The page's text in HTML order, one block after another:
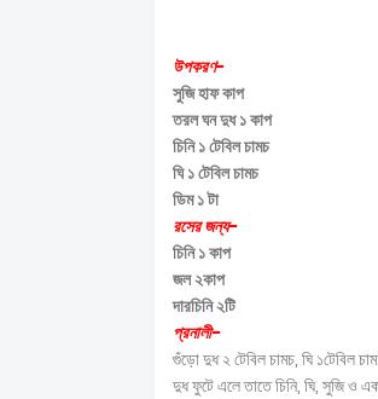
উপকরণ-
সুজি হাফ কাপ
তরল ঘন দুধ ১ কাপ
চিনি ১ টেবিল চামচ
ঘি ১ টেবিল চামচ
ডিম ১ টা
রসের জন্য-
চিনি ১ কাপ
জল ২কাপ
দারচিনি ২টি
প্রনালী-
গুঁড়ো দুধ ২ টেবিল চামচ, ঘি ১টেবিল
দুধ ফুটে এলে তাতে চিনি, ঘি, সুজি ও